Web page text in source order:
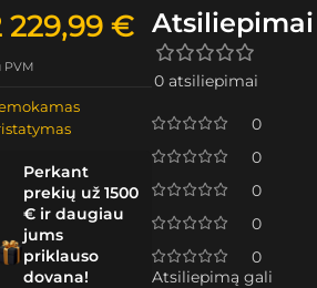
229,99€
PVM
Perkant
prekių už 1500
€ ir daugiau
jums
priklauso
dovana!
Atsiliepimai
0 atsiliepimai
0
0
0
0
0
Atsiliepimą gali